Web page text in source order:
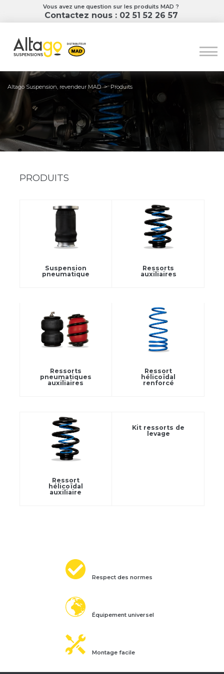
Vous avez une question sur les produits MAD ?
Contactez nous : 02 51 52 26 57
Altago Suspension, revendeur MAD> Produits
PRODUITS
Suspension
pneumatique
Ressorts
auxiliaires
Ressorts
pneumatiques
auxiliaires
Ressort
hélicoïdal
renforcé
Ressort
hélicoïdal
auxiliaire
Kit ressorts de
levage
Respect des normes
Équipement universel
Montage facile